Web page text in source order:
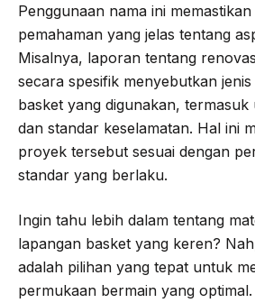
Penggunaan nama ini
pemahaman yang jelas tentang
Misalnya, laporan tentang
secara spesifik menyebutkan
basket yang digunakan,
dan standar keselamatan. Hal ini
proyek tersebut sesuai dengan
standar yang berlaku.
Ingin tahu lebih dalam tentang
lapangan basket yang keren?
adalah pilihan yang tepat untuk
permukaan bermain yang optimal.